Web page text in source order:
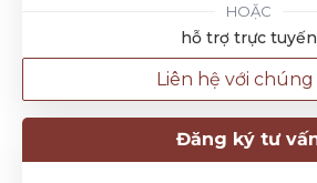
HOẶC
hỗ trợ trực tuyến
Liên hệ với chúng
Đăng ký tư